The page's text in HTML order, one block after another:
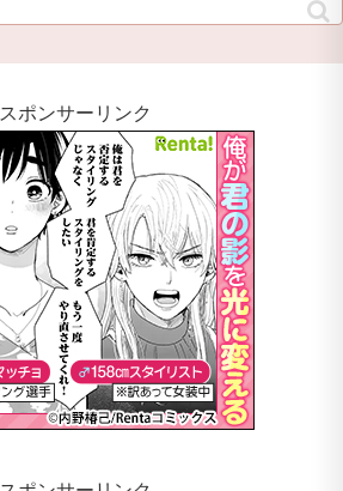
スポンサーリンク